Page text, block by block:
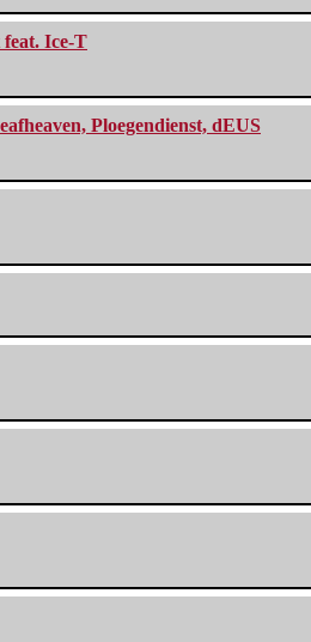
feat. Ice-T
Ploegendienst, dEUS